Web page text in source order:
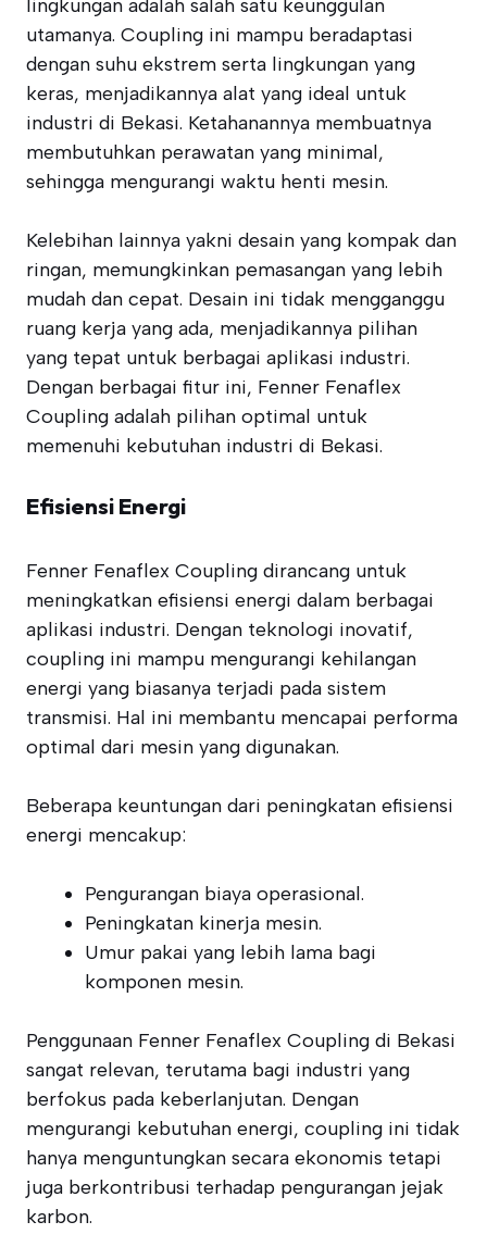
lingkungan adalah salah satu keunggulan
utamanya. Coupling ini mampu beradaptasi
dengan suhu ekstrem serta lingkungan yang
keras, menjadikannya alat yang ideal untuk
industri di Bekasi. Ketahanannya membuatnya
membutuhkan perawatan yang minimal,
sehingga mengurangi waktu henti mesin.
Kelebihan lainnya yakni desain yang kompak dan
ringan, memungkinkan pemasangan yang lebih
mudah dan cepat. Desain ini tidak mengganggu
ruang kerja yang ada, menjadikannya pilihan
yang tepat untuk berbagai aplikasi industri.
Dengan berbagai fitur ini, Fenner Fenaflex
Coupling adalah pilihan optimal untuk
memenuhi kebutuhan industri di Bekasi.
Efisiensi Energi
Fenner Fenaflex Coupling dirancang untuk
meningkatkan efisiensi energi dalam berbagai
aplikasi industri. Dengan teknologi inovatif,
coupling ini mampu mengurangi kehilangan
energi yang biasanya terjadi pada sistem
transmisi. Hal ini membantu mencapai performa
optimal dari mesin yang digunakan.
Beberapa keuntungan dari peningkatan efisiensi
energi mencakup:
Pengurangan biaya operasional.
Peningkatan kinerja mesin.
Umur pakai yang lebih lama bagi
komponen mesin.
Penggunaan Fenner Fenaflex Coupling di Bekasi
sangat relevan, terutama bagi industri yang
berfokus pada keberlanjutan. Dengan
mengurangi kebutuhan energi, coupling ini tidak
hanya menguntungkan secara ekonomis tetapi
juga berkontribusi terhadap pengurangan jejak
karbon.